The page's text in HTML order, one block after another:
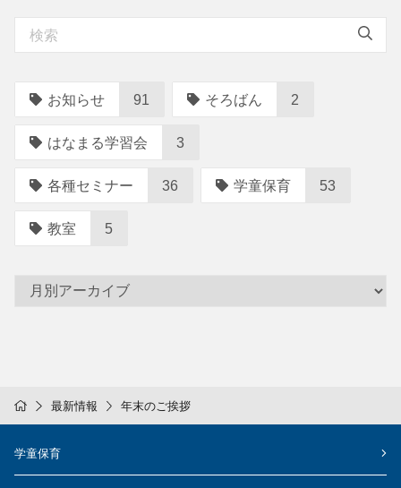
ー
シ
ン
お知らせ 91 そろばん 2
はなまる学習会 3
各種セミナー 36 学童保育 53
教室 5
最新情報 年末のご挨拶
学童保育